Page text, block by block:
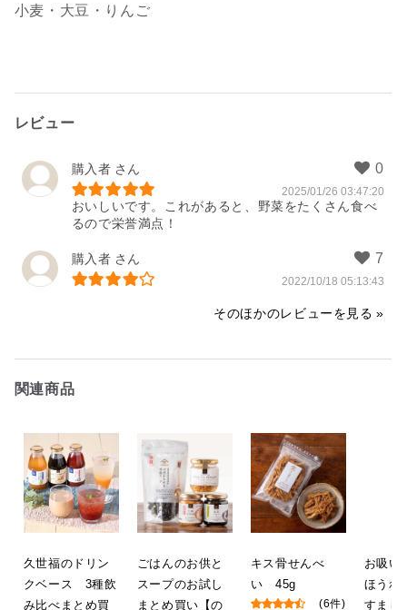
小麦・大豆・りんご
レビュー
購入者
2025/01/26 03:47:20
おいしいです。これがあると、野菜をたくさん食べ
るので栄誉満点！
購入者
2022/10/18 05:13:43
そのほかのレビューを見る
関連商品
久世福のドリン
クベース 3種飲
み比べまとめ買
ごはんのお供と
スープのお試し
まとめ買い【の
キス骨せんべ
い 45g
(6件)
お吸
ほうれ
すま